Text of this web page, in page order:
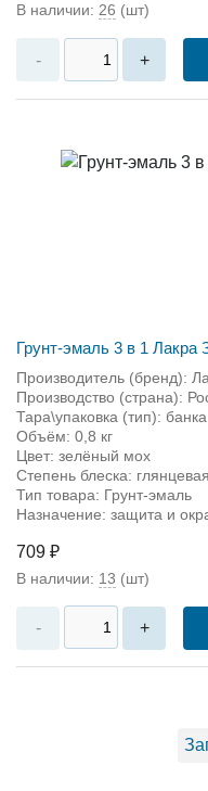
В наличии: 26 (шт)
- +
Грунт-эмаль 3 в 1 Лакра
Производитель (бренд):
Производство (страна):
Тара\упаковка (тип): банка
Объём: 0,8 кг
Цвет: зелёный мох
Степень блеска: глянцевая
Тип товара: Грунт-эмаль
Назначение: защита и
709 ₽
В наличии: 13 (шт)
- +